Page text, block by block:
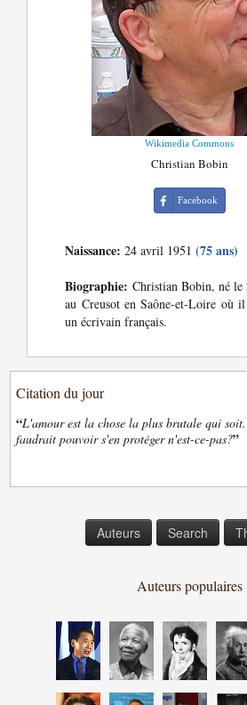
Wikimedia Commons
Christian Bobin
Facebook
Naissance: 24 avril 1951(75 ans)
Biographie: Christian Bobin, né
au Creusot en Saône-et-Loire où il
un écrivain français.
Citation du jour
“L'amour est la chose la plus brutale qui
faudrait pouvoir s'en protéger n'est-ce-pas?”
Auteurs Search
Auteurs populaires